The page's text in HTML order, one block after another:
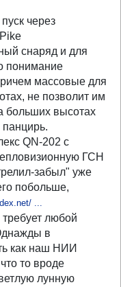
через
снаряд и для
понимание
массовые для
не позволит им
больших высотах
QN-202 с
ГСН
забыл" уже
побольше,
...
требует любой
в
как наш НИИ
то вроде
лунную